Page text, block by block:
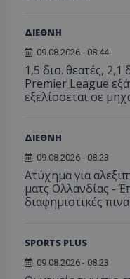
ΔΙΕΘΝΗ
09.08.2026 - 08:44
1,5 δισ. θεατές,
Premier League
εξελίσσεται σε
ΔΙΕΘΝΗ
09.08.2026 - 08:23
Ατύχημα για
ματς Ολλανδίας -
διαφημιστικές
SPORTS PLUS
09.08.2026 - 08:23